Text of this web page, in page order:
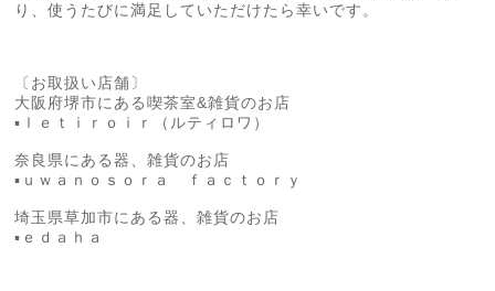
り、使うたびに満足していただけたら幸いです。
〔お取扱い店舗〕
大阪府堺市にある喫茶室&雑貨のお店
▪︎ｌｅｔｉｒｏｉｒ（ルティロワ）
奈良県にある器、雑貨のお店
▪︎ｕｗａｎｏｓｏｒａ ｆａｃｔｏｒｙ
埼玉県草加市にある器、雑貨のお店
▪︎ｅｄａｈａ